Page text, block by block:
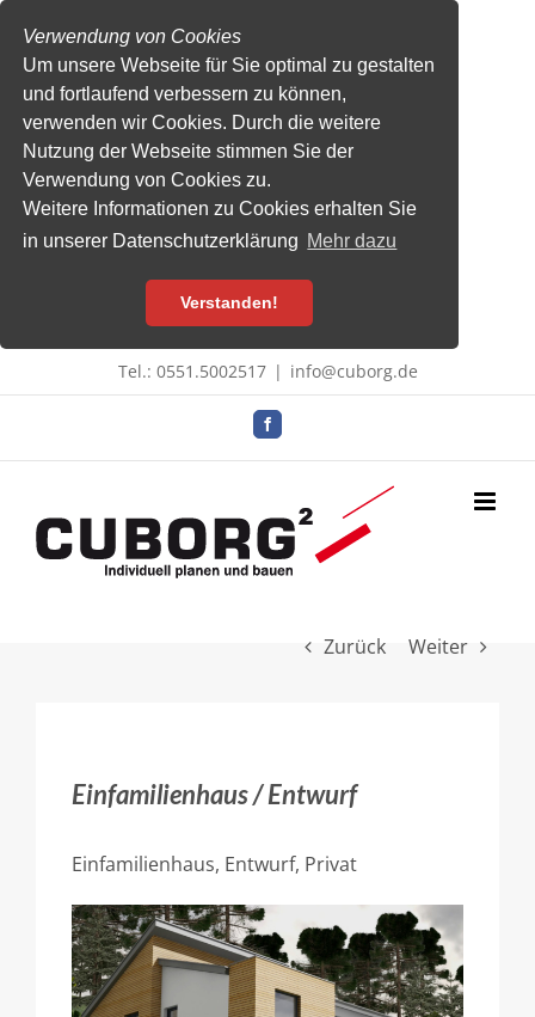
Verwendung von Cookies
Um unsere Webseite für Sie optimal zu gestalten
und fortlaufend verbessern zu können,
verwenden wir Cookies. Durch die weitere
Nutzung der Webseite stimmen Sie der
Verwendung von Cookies zu.
Weitere Informationen zu Cookies erhalten Sie
in unserer Datenschutzerklärung Mehr dazu
Verstanden!
Inhalt
Tel.: 0551.5002517 | info@cuborg.de
Facebook
Zurück Weiter
Einfamilienhaus / Entwurf
Einfamilienhaus, Entwurf, Privat